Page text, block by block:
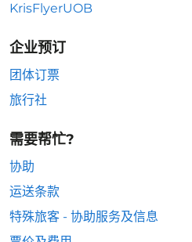
KrisFlyerUOB
企业预订
团体订票
旅行社
需要帮忙?
协助
运送条款
特殊旅客 - 协助服务及信息